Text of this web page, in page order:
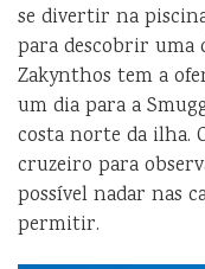
se divertir na
para descobrir uma
Zakynthos tem a
um dia para a
costa norte da ilha.
cruzeiro para
possível nadar nas
permitir.